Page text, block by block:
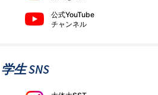
公式YouTube
チャンネル
学生 SNS